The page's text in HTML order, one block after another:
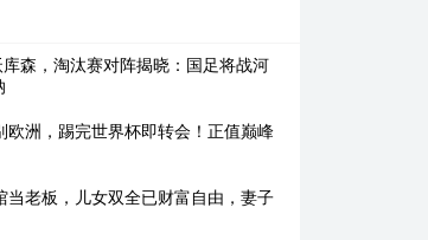
森，淘汰赛对阵揭晓：国足将战河
欧洲，踢完世界杯即转会！正值巅峰
当老板，儿女双全已财富自由，妻子